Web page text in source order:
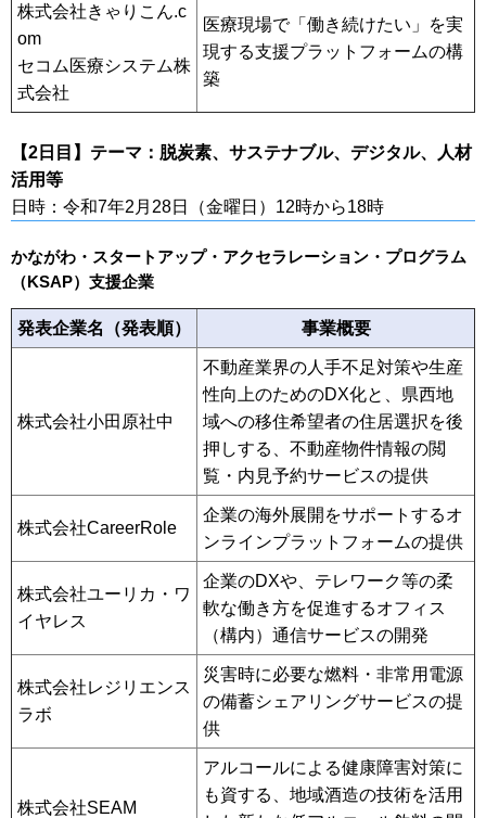
株式会社きゃりこん.c
om
セコム医療システム株
式会社
医療現場で「働き続けたい」を実
現する支援プラットフォームの構
築
【2日目】テーマ：脱炭素、サステナブル、デジタル、人材
活用等
日時：令和7年2月28日（金曜日）12時から18時
かながわ・スタートアップ・アクセラレーション・プログラム
（KSAP）支援企業
発表企業名（発表順） 事業概要
株式会社小田原社中
不動産業界の人手不足対策や生産
性向上のためのDX化と、県西地
域への移住希望者の住居選択を後
押しする、不動産物件情報の閲
覧・内見予約サービスの提供
株式会社CareerRole
企業の海外展開をサポートするオ
ンラインプラットフォームの提供
株式会社ユーリカ・ワ
イヤレス
企業のDXや、テレワーク等の柔
軟な働き方を促進するオフィス
（構内）通信サービスの開発
株式会社レジリエンス
ラボ
災害時に必要な燃料・非常用電源
の備蓄シェアリングサービスの提
供
株式会社SEAM
アルコールによる健康障害対策に
も資する、地域酒造の技術を活用